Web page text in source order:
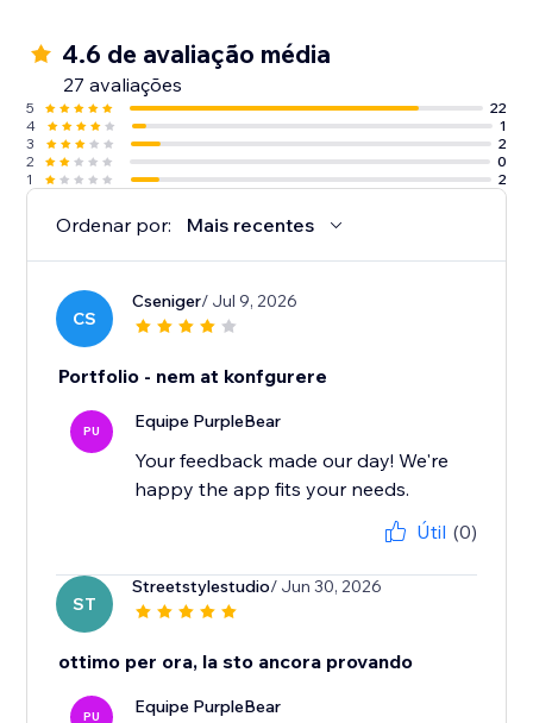
4.6 de avaliação média
27 avaliações
5
22
4
1
3
2
2
0
1
2
Ordenar por: Mais recentes
CS
Cseniger/ Jul 9, 2026
Portfolio - nem at konfgurere
PU Equipe PurpleBear
Your feedback made our day! We're
happy the app fits your needs.
Útil (0)
ST
Streetstylestudio/ Jun 30, 2026
ottimo per ora, la sto ancora provando
PU Equipe PurpleBear